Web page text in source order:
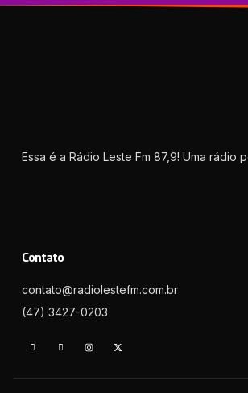
Essa é a Rádio Leste Fm 87,9! Uma rádio
Contato
contato@radiolestefm.com.br
(47) 3427-0203